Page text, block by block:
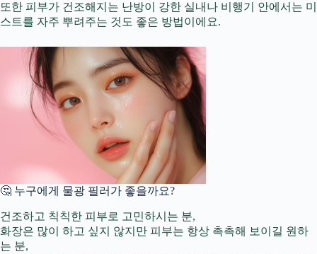
또한 피부가 건조해지는 난방이 강한 실내나 비행기 안에서는 미
스트를 자주 뿌려주는 것도 좋은 방법이에요.
🤔 누구에게 물광 필러가 좋을까요?
건조하고 칙칙한 피부로 고민하시는 분,
화장은 많이 하고 싶지 않지만 피부는 항상 촉촉해 보이길 원하
는 분,